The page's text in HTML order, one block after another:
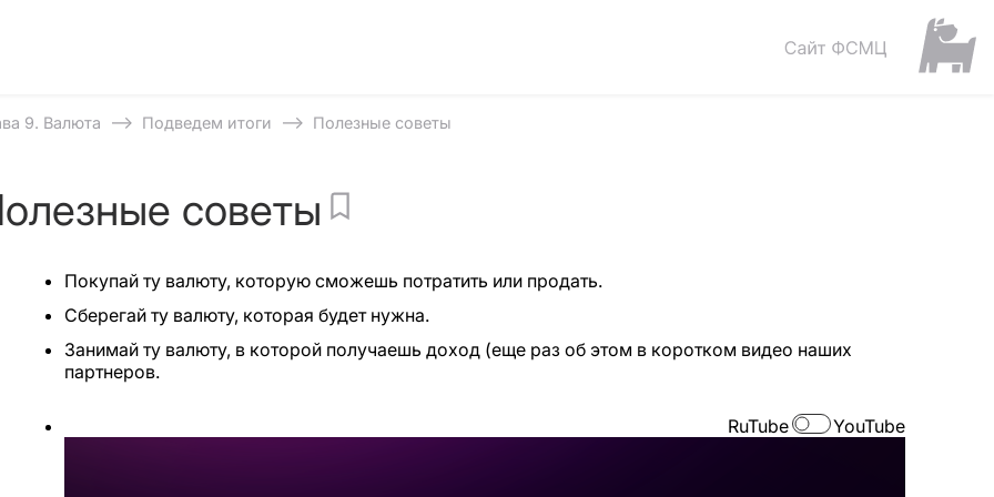
9. Валюта ⟶ Подведем итоги ⟶ Полезные советы
советы
Покупай ту валюту, которую сможешь потратить или продать.
Сберегай ту валюту, которая будет нужна.
Занимай ту валюту, в которой получаешь доход (еще раз об этом в коротком видео наших
партнеров.
RuTube YouTube